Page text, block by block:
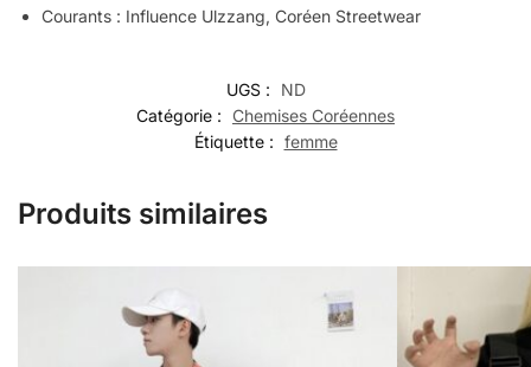
Courants : Influence Ulzzang, Coréen Streetwear
UGS :
ND
Catégorie :
Chemises Coréennes
Étiquette : femme
Produits similaires